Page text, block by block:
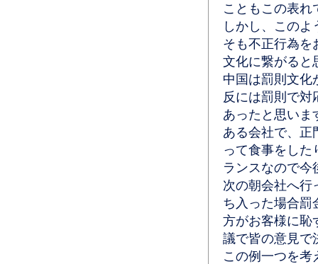
こともこの表れ
しかし、この
そも不正行為を
文化に繋がると
中国は罰則文化
反には罰則で対
あったと思いま
ある会社で、正
って食事をした
ランスなので今
次の朝会社へ行
ち入った場合罰
方がお客様に恥
議で皆の意見で
この例一つを考